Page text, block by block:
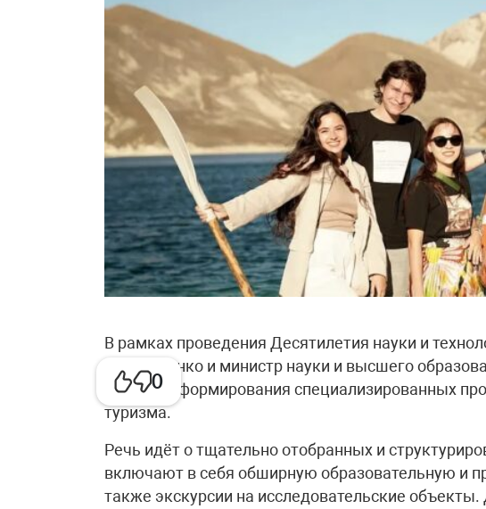
0
В рамках проведения Десятилетия науки и
Чернышенко и министр науки и высшего
процессе формирования специализированных
туризма.
Речь идёт о тщательно отобранных и
включают в себя обширную образовательную и
также экскурсии на исследовательские